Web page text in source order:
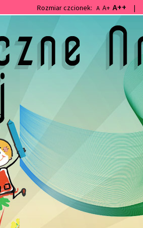
Rozmiar czcionek: A A+ A++ |